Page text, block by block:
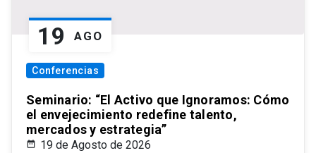
19 AGO
Conferencias
Seminario: “El Activo que Ignoramos: Cómo
el envejecimiento redefine talento,
mercados y estrategia”
19 de Agosto de 2026